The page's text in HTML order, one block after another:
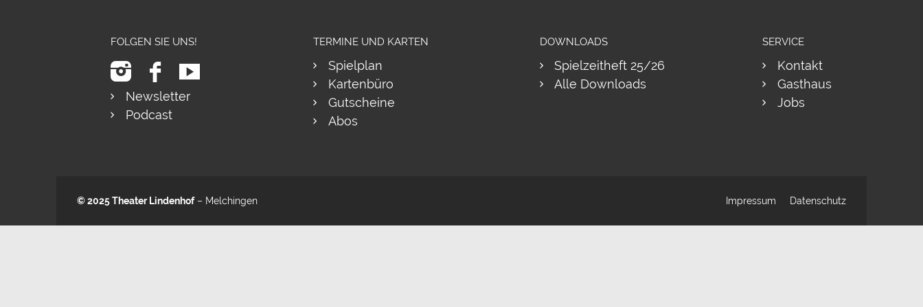
FOLGEN SIE UNS!
Newsletter
Podcast
TERMINE UND KARTEN
Spielplan
Kartenbüro
Gutscheine
Abos
DOWNLOADS
Spielzeitheft 25/26
Alle Downloads
SERVICE
Kontakt
Gasthaus
Jobs
© 2025Theater Lindenhof– Melchingen Impressum Datenschutz